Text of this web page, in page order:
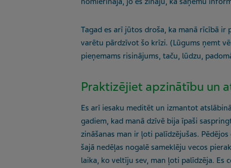
Tagad es arī jūtos droša, ka manā rīcībā ir
varētu pārdzīvot šo krīzi. (Lūgums ņemt
pieņemams risinājums, taču, lūdzu,
Praktizējiet apzinātību un
Es arī iesaku meditēt un izmantot
gadiem, kad manā dzīvē bija īpaši
zināšanas man ir ļoti palīdzējušas.
šajā nedēļas nogalē sameklēju vecos
laika, ko veltīju sev, man ļoti palīdzēja. Es